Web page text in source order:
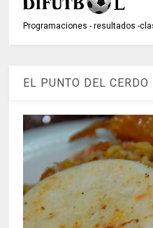
Programaciones - resultados -
EL PUNTO DEL CERDO